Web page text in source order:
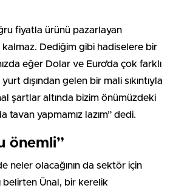
fiyatla ürünü pazarlayan
kalmaz. Dediğim gibi hadiselere bir
eğer Dolar ve Euro’da çok farklı
dışından gelen bir mali sıkıntıyla
şartlar altında bizim önümüzdeki
tavan yapmamız lazım” dedi.
önemli”
neler olacağının da sektör için
belirten Ünal, bir kerelik